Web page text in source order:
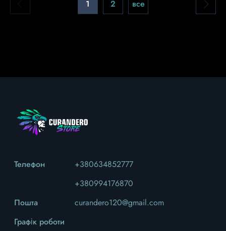
1 2 все
Телефон
+380634852777
+380994176870
Пошта
curandero120@gmail.com
Графік роботи